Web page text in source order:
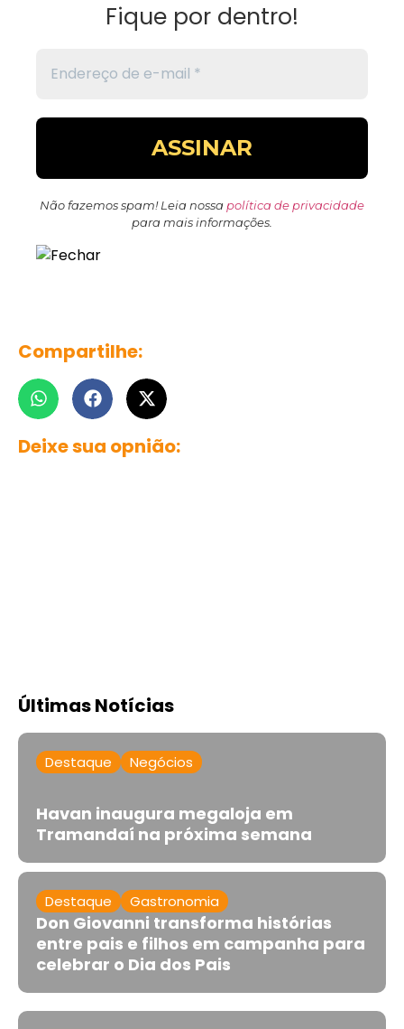
Fique por dentro!
Não fazemos spam! Leia nossapolítica de privacidade
para mais informações.
Compartilhe:
Deixe sua opnião:
Últimas Notícias
Destaque Negócios
Havan inaugura megaloja em
Tramandaí na próxima semana
Destaque Gastronomia
Don Giovanni transforma histórias
entre pais e filhos em campanha para
celebrar o Dia dos Pais